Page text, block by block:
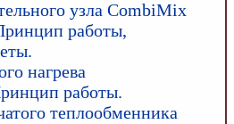
узла CombiMix
работы,
нагрева
работы.
теплообменника